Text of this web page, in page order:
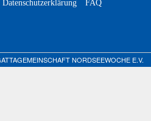
Datenschutzerklärung
FAQ
NORDSEEWOCHE E.V.